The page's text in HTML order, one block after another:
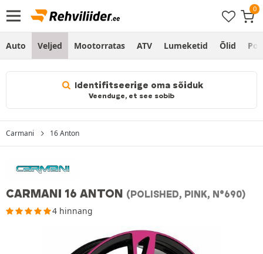
Auto Veljed Mootorratas ATV Lumeketid Õlid
Identifitseerige oma sõiduk
Veenduge, et see sobib
Carmani 16 Anton
CARMANI 16 ANTON (POLISHED, PINK, N°690)
4 hinnang